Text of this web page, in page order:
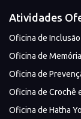
Atividades
Oficina de
Oficina de Memória
Oficina de
Oficina de Crochê
Oficina de Hatha